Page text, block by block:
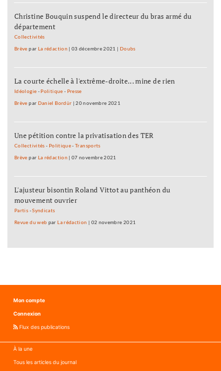
Christine Bouquin suspend le directeur du bras armé du
département
Collectivités
Brève par La rédaction |03 décembre 2021 | Doubs
La courte échelle à l'extrême-droite... mine de rien
Idéologie - Politique - Presse
Brève par Daniel Bordür |20 novembre 2021
Une pétition contre la privatisation des TER
Collectivités - Politique-Transports
Brève par La rédaction |07 novembre 2021
L'ajusteur bisontin Roland Vittot au panthéon du
mouvement ouvrier
Partis -Syndicats
Revue du web parLa rédaction | 02 novembre 2021
Mon compte
Connexion
Flux des publications
À la une
Tous les articles du journal